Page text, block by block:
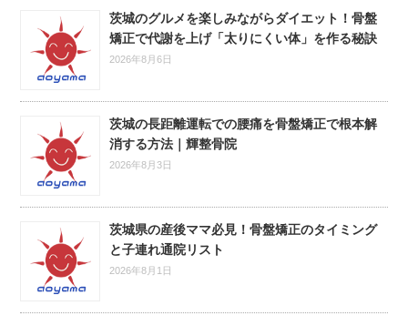
茨城のグルメを楽しみながらダイエット！骨盤
矯正で代謝を上げ「太りにくい体」を作る秘訣
2026年8月6日
茨城の長距離運転での腰痛を骨盤矯正で根本解
消する方法｜輝整骨院
2026年8月3日
茨城県の産後ママ必見！骨盤矯正のタイミング
と子連れ通院リスト
2026年8月1日